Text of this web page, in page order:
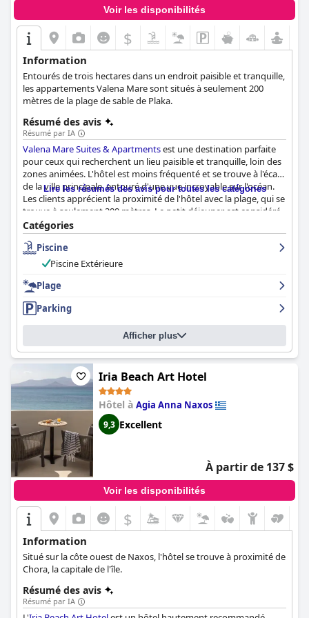
Voir les disponibilités
$
Information
Entourés de trois hectares dans un endroit paisible et tranquille,
les appartements Valena Mare sont situés à seulement 200
mètres de la plage de sable de Plaka.
Résumé des avis
Résumé par IA
Valena Mare Suites & Apartmentsest une destination parfaite
pour ceux qui recherchent un lieu paisible et tranquille, loin des
zones animées. L'hôtel est moins fréquenté et se trouve à l'écart
de la ville principale, entouré d'une vue incroyable sur l'océan.
Les clients apprécient la proximité de l'hôtel avec la plage, qui se
trouve à seulement 200 mètres. Le petit déjeuner est considéré
comme un point fort, les clients appréciant la variété proposée
et la possibilité d'avoir un petit déjeuner fait sur commande. Les
chambres sont spacieuses, modernes et joliment meublées,
avec une grande attention aux détails et une propreté
et fait en sorte que les clients se sentent à l'aise et bienvenus. La
plantes magnifiques et la plage n'est qu'à une courte distance
de marche. Les lits sont confortables et parfaits pour une bonne
nuit de repos après une longue journée d'exploration de la
Grèce. Dans l'ensemble,Valena Mare Suites & Apartmentsest un
lieu de séjour idéal pour les personnes à la recherche d'un
hébergement propre, calme et confortable, avec un beau design
typique des hôtels grecs.
Lire les résumés des avis pour toutes les catégories
Catégories
Piscine
Piscine Extérieure
Plage
Parking
Afficher plus
Iria Beach Art Hotel
Hôtel à Agia Anna Naxos
9,3 Excellent
À partir de 137 $
Voir les disponibilités
$
Information
Situé sur la côte ouest de Naxos, l'hôtel se trouve à proximité de
Chora, la capitale de l'île.
Résumé des avis
Résumé par IA